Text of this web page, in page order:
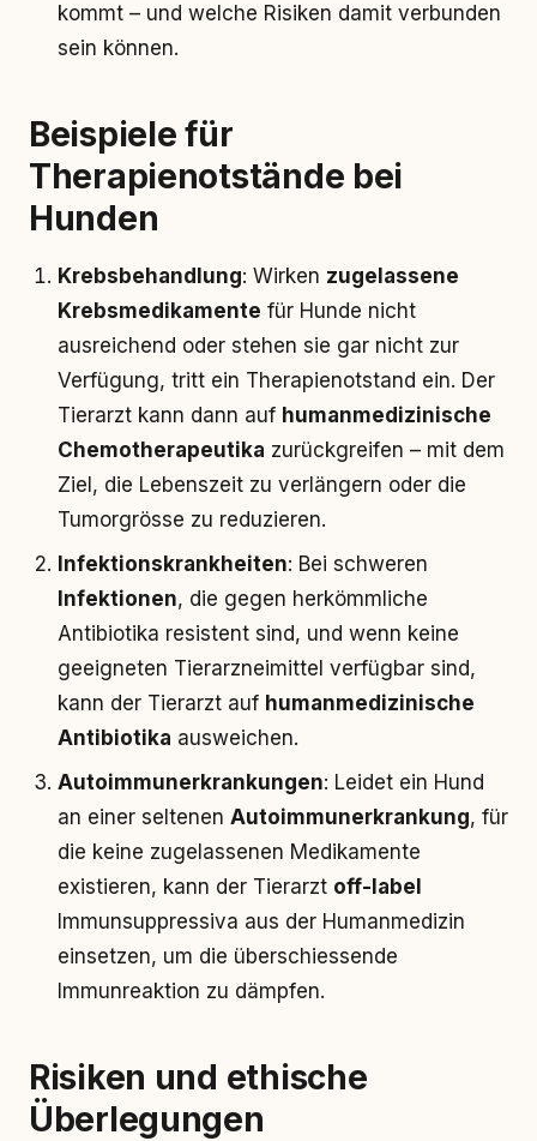
kommt – und welche Risiken damit verbunden
sein können.
Beispiele für
Therapienotstände bei
Hunden
Krebsbehandlung: Wirken zugelassene
Krebsmedikamente für Hunde nicht
ausreichend oder stehen sie gar nicht zur
Verfügung, tritt ein Therapienotstand ein. Der
Tierarzt kann dann auf humanmedizinische
Chemotherapeutika zurückgreifen – mit dem
Ziel, die Lebenszeit zu verlängern oder die
Tumorgrösse zu reduzieren.
Infektionskrankheiten: Bei schweren
Infektionen, die gegen herkömmliche
Antibiotika resistent sind, und wenn keine
geeigneten Tierarzneimittel verfügbar sind,
kann der Tierarzt auf humanmedizinische
Antibiotika ausweichen.
Autoimmunerkrankungen: Leidet ein Hund
an einer seltenen Autoimmunerkrankung, für
die keine zugelassenen Medikamente
existieren, kann der Tierarzt off-label
Immunsuppressiva aus der Humanmedizin
einsetzen, um die überschiessende
Immunreaktion zu dämpfen.
Risiken und ethische
Überlegungen